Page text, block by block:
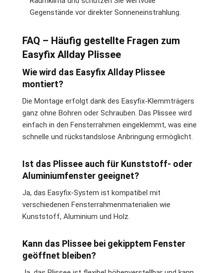
Gegenstände vor direkter Sonneneinstrahlung.
FAQ – Häufig gestellte Fragen zum
Easyfix Allday Plissee
Wie wird das Easyfix Allday Plissee
montiert?
Die Montage erfolgt dank des Easyfix-Klemmträgers
ganz ohne Bohren oder Schrauben. Das Plissee wird
einfach in den Fensterrahmen eingeklemmt, was eine
schnelle und rückstandslose Anbringung ermöglicht.
Ist das Plissee auch für Kunststoff- oder
Aluminiumfenster geeignet?
Ja, das Easyfix-System ist kompatibel mit
verschiedenen Fensterrahmenmaterialien wie
Kunststoff, Aluminium und Holz.
Kann das Plissee bei gekipptem Fenster
geöffnet bleiben?